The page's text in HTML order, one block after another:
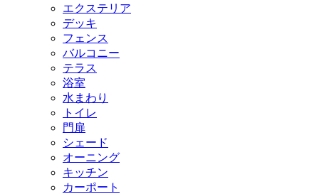
エクステリア
デッキ
フェンス
バルコニー
テラス
浴室
水まわり
トイレ
門扉
シェード
オーニング
キッチン
カーポート